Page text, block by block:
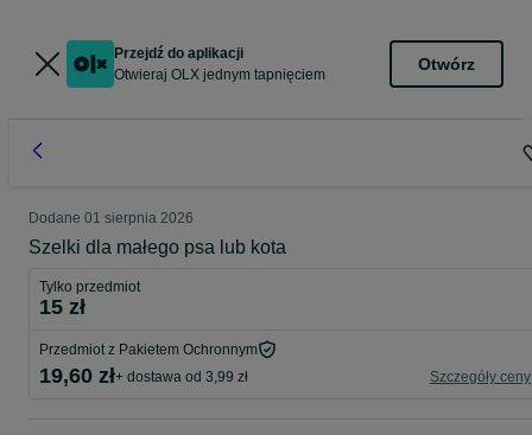
Przejdź do aplikacji
Otwieraj OLX jednym tapnięciem
Otwórz
Dodane 01 sierpnia 2026
Szelki dla małego psa lub kota
Tylko przedmiot
15 zł
Przedmiot z Pakietem Ochronnym
19,60 zł+ dostawa od 3,99 zł Szczegóły ceny